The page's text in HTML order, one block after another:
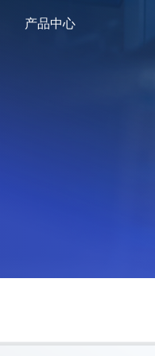
产品中心